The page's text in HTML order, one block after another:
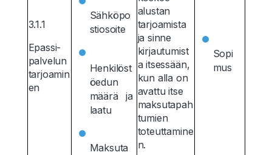
3.1.1
Epassi-
palvelun
tarjoamin
en
Sähköpo
stiosoite
Henkilöst
öedun
määrä ja
laatu
Maksuta
alustan
tarjoamista
ja sinne
kirjautumist
a itsessään,
kun alla on
avattu itse
maksutapah
tumien
toteuttamine
n.
Sopi
mus